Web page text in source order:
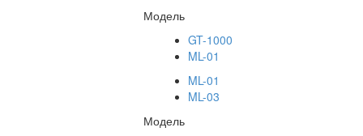
Модель
GT-1000
ML-01
ML-01
ML-03
Модель